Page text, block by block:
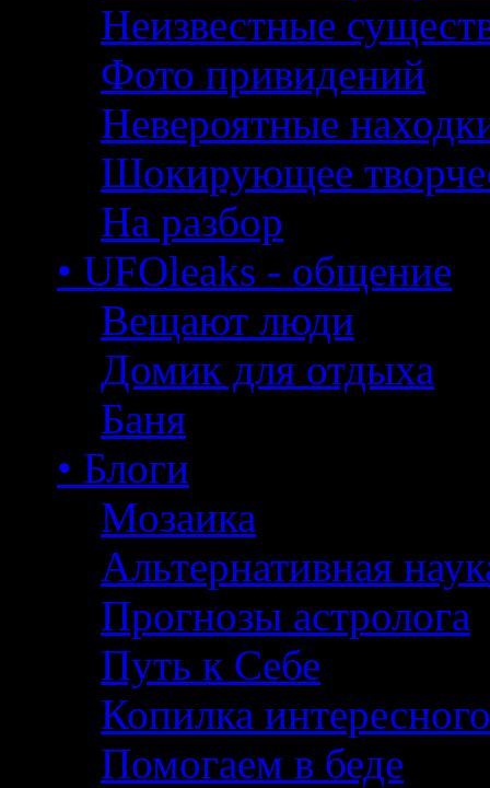
Неизвестные
Фото привидений
Невероятные
Шокирующее
На разбор
• UFOleaks - общение
Вещают люди
Домик для отдыха
Баня
• Блоги
Мозаика
Альтернативная
Прогнозы астролога
Путь к Себе
Копилка интересного
Помогаем в беде